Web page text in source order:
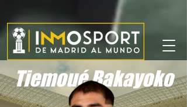
Tiemoué Bakayoko